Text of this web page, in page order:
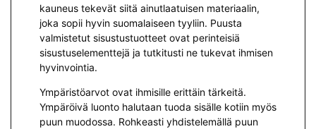
kauneus tekevät siitä ainutlaatuisen materiaalin,
joka sopii hyvin suomalaiseen tyyliin. Puusta
valmistetut sisustustuotteet ovat perinteisiä
sisustuselementtejä ja tutkitusti ne tukevat ihmisen
hyvinvointia.
Ympäristöarvot ovat ihmisille erittäin tärkeitä.
Ympäröivä luonto halutaan tuoda sisälle kotiin myös
puun muodossa. Rohkeasti yhdistelemällä puun